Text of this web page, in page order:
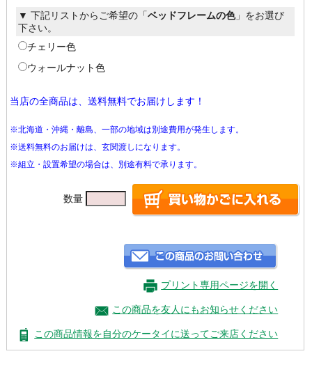
▼ 下記リストからご希望の「ベッドフレームの色」をお選び
下さい。
チェリー色
ウォールナット色
当店の全商品は、送料無料でお届けします！
※北海道・沖縄・離島、一部の地域は別途費用が発生します。
※送料無料のお届けは、玄関渡しになります。
※組立・設置希望の場合は、別途有料で承ります。
数量
プリント専用ページを開く
この商品を友人にもお知らせください
この商品情報を自分のケータイに送ってご来店ください